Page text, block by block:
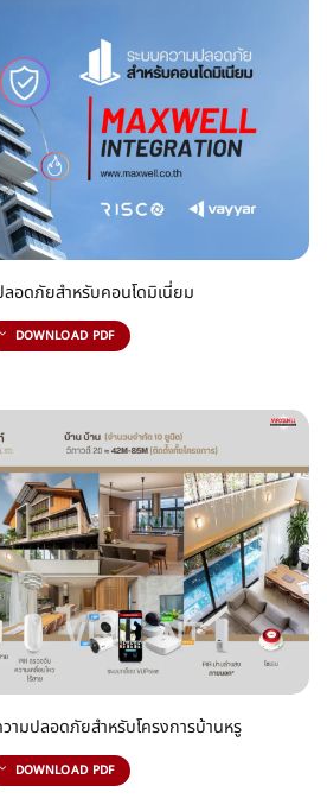
ลอดภัยสำหรับคอนโดมิเนี่ยม
DOWNLOAD PDF
ามปลอดภัยสำหรับโครงการบ้านหรู
DOWNLOAD PDF